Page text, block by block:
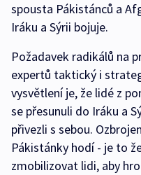
spousta Pákistánců a
Iráku a Sýrii bojuje.
Požadavek radikálů na
expertů taktický i
vysvětlení je, že lidé z
se přesunuli do Iráku a
přivezli s sebou.
Pákistánky hodí - je to
zmobilizovat lidi, aby